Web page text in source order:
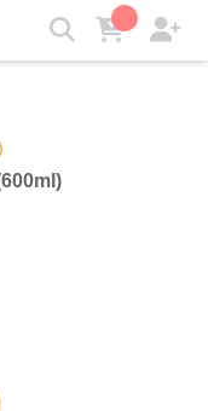
| 吸引力生活好物